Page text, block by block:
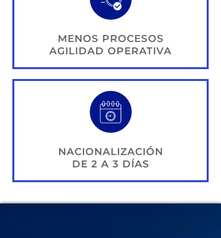
MENOS PROCESOS
AGILIDAD OPERATIVA
NACIONALIZACIÓN
DE 2 A 3 DÍAS